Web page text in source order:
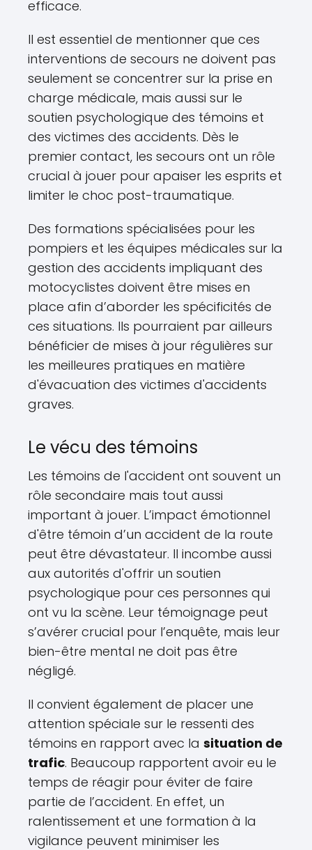
efficace.
Il est essentiel de mentionner que ces
interventions de secours ne doivent pas
seulement se concentrer sur la prise en
charge médicale, mais aussi sur le
soutien psychologique des témoins et
des victimes des accidents. Dès le
premier contact, les secours ont un rôle
crucial à jouer pour apaiser les esprits et
limiter le choc post-traumatique.
Des formations spécialisées pour les
pompiers et les équipes médicales sur la
gestion des accidents impliquant des
motocyclistes doivent être mises en
place afin d’aborder les spécificités de
ces situations. Ils pourraient par ailleurs
bénéficier de mises à jour régulières sur
les meilleures pratiques en matière
d'évacuation des victimes d'accidents
graves.
Le vécu des témoins
Les témoins de l'accident ont souvent un
rôle secondaire mais tout aussi
important à jouer. L’impact émotionnel
d'être témoin d’un accident de la route
peut être dévastateur. Il incombe aussi
aux autorités d'offrir un soutien
psychologique pour ces personnes qui
ont vu la scène. Leur témoignage peut
s’avérer crucial pour l’enquête, mais leur
bien-être mental ne doit pas être
négligé.
Il convient également de placer une
attention spéciale sur le ressenti des
témoins en rapport avec la situation de
trafic. Beaucoup rapportent avoir eu le
temps de réagir pour éviter de faire
partie de l’accident. En effet, un
ralentissement et une formation à la
vigilance peuvent minimiser les